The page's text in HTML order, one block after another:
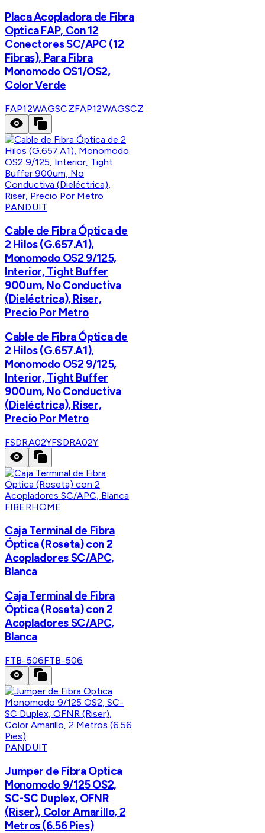
Placa Acopladora de Fibra
Optica FAP, Con 12
Conectores SC/APC (12
Fibras), Para Fibra
Monomodo OS1/OS2,
Color Verde
FAP12WAGSCZFAP12WAGSCZ
PANDUIT
Cable de Fibra Óptica de
2 Hilos (G.657.A1),
Monomodo OS2 9/125,
Interior, Tight Buffer
900um, No Conductiva
(Dieléctrica), Riser,
Precio Por Metro
Cable de Fibra Óptica de
2 Hilos (G.657.A1),
Monomodo OS2 9/125,
Interior, Tight Buffer
900um, No Conductiva
(Dieléctrica), Riser,
Precio Por Metro
FSDRA02YFSDRA02Y
FIBERHOME
Caja Terminal de Fibra
Óptica (Roseta) con 2
Acopladores SC/APC,
Blanca
Caja Terminal de Fibra
Óptica (Roseta) con 2
Acopladores SC/APC,
Blanca
FTB-506FTB-506
PANDUIT
Jumper de Fibra Optica
Monomodo 9/125 OS2,
SC-SC Duplex, OFNR
(Riser), Color Amarillo, 2
Metros (6.56 Pies)